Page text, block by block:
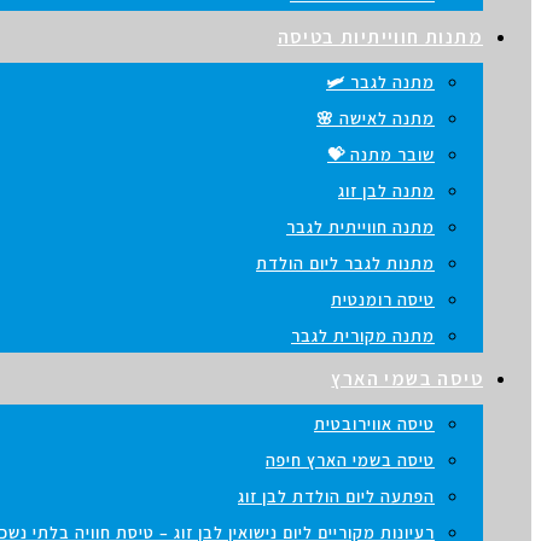
מתנות חווייתיות בטיסה
מתנה לגבר 🛩️
מתנה לאישה 🌸
שובר מתנה 💝
מתנה לבן זוג
מתנה חווייתית לגבר
מתנות לגבר ליום הולדת
טיסה רומנטית
מתנה מקורית לגבר
טיסה בשמי הארץ
טיסה אווירובטית
טיסה בשמי הארץ חיפה
הפתעה ליום הולדת לבן זוג
רעיונות מקוריים ליום נישואין לבן זוג – טיסת חוויה בלתי